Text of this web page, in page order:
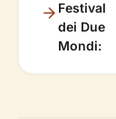
Festival
dei Due
Mondi: